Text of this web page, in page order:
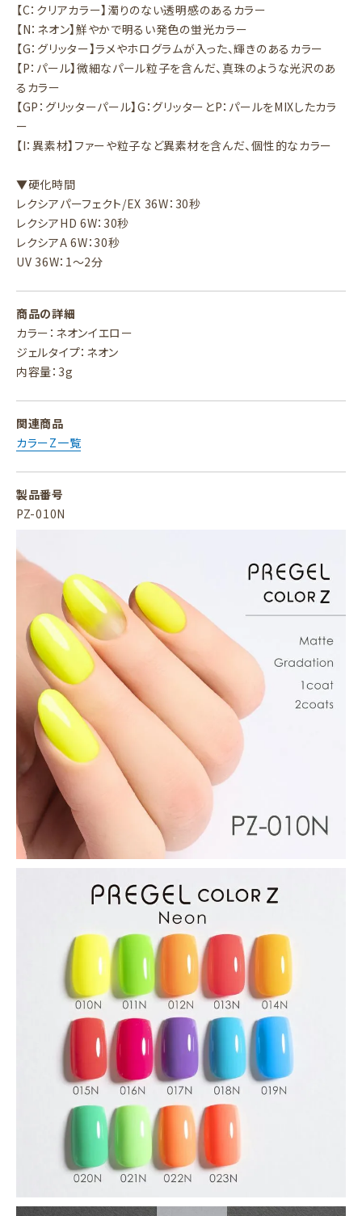
【C：クリアカラー】濁りのない透明感のあるカラー
【N：ネオン】鮮やかで明るい発色の蛍光カラー
【G：グリッター】ラメやホログラムが入った、輝きのあるカラー
【P：パール】微細なパール粒子を含んだ、真珠のような光沢のあ
るカラー
【GP：グリッターパール】G：グリッターとP：パールをMIXしたカラ
ー
【I：異素材】ファーや粒子など異素材を含んだ、個性的なカラー
▼硬化時間
レクシアパーフェクト/EX 36W：30秒
レクシアHD 6W：30秒
レクシアA 6W：30秒
UV 36W：1～2分
商品の詳細
カラー：ネオンイエロー
ジェルタイプ：ネオン
内容量：3g
関連商品
カラーZ一覧
製品番号
PZ-010N